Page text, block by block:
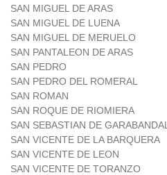
SAN MIGUEL DE ARAS
SAN MIGUEL DE LUENA
SAN MIGUEL DE MERUELO
SAN PANTALEON DE ARAS
SAN PEDRO
SAN PEDRO DEL ROMERAL
SAN ROMAN
SAN ROQUE DE RIOMIERA
SAN SEBASTIAN DE GARABANDAL
SAN VICENTE DE LA BARQUERA
SAN VICENTE DE LEON
SAN VICENTE DE TORANZO